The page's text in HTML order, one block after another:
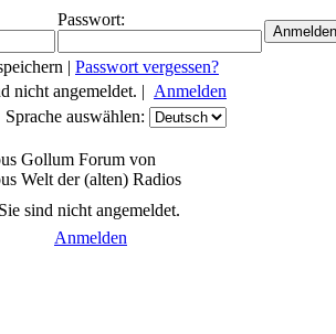
Passwort:
| Passwort vergessen?
nicht angemeldet. | Anmelden
Sprache auswählen:
Gollum Forum von
Welt der (alten) Radios
Sie sind nicht angemeldet.
Anmelden